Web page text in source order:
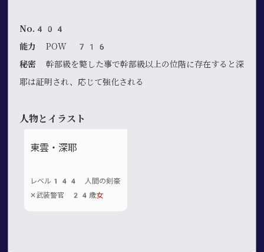
No.404
能力POW 716
秘密 幹部級を斃した事で幹部級以上の位階に存在すると深
耶は証明され、応じて強化される
人物とイラスト
東雲・深耶
レベル144 人間の剣豪
✕武装警官 24歳女